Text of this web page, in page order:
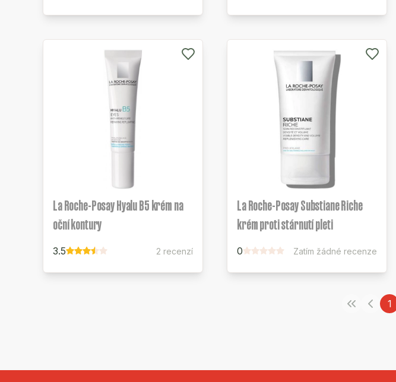
La Roche-Posay Hyalu B5 krém na
oční kontury
3.5 2 recenzí
La Roche-Posay Substiane Riche
krém proti stárnutí pleti
0 Zatím žádné recenze
1